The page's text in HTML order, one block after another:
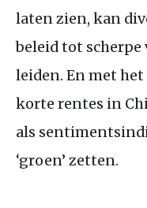
laten zien, kan
beleid tot
leiden. En met
korte rentes in
als
‘groen’ zetten.